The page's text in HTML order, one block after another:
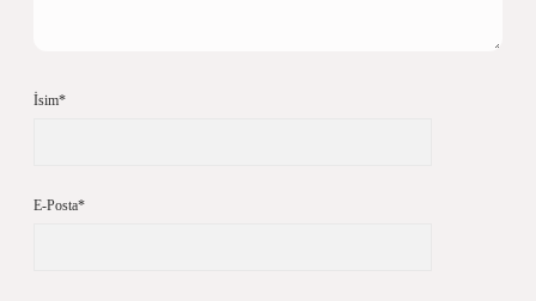
İsim*
E-Posta*